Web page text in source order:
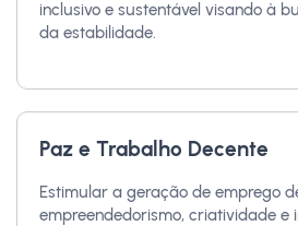
inclusivo e sustentável visando à
da estabilidade.
Paz e Trabalho Decente
Estimular a geração de emprego
empreendedorismo, criatividade e